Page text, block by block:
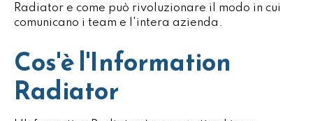
Radiator e come può rivoluzionare il modo in cui
comunicano i team e l'intera azienda.
Cos'è l'Information
Radiator